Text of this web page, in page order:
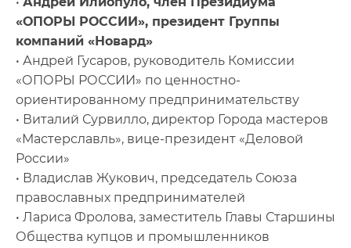
«ОПОРЫ РОССИИ», президент Группы
компаний «Новард»
• Андрей Гусаров, руководитель Комиссии
«ОПОРЫ РОССИИ» по ценностно-
ориентированному предпринимательству
• Виталий Сурвилло, директор Города мастеров
«Мастерславль», вице-президент «Деловой
России»
• Владислав Жукович, председатель Союза
православных предпринимателей
• Лариса Фролова, заместитель Главы Старшины
Общества купцов и промышленников